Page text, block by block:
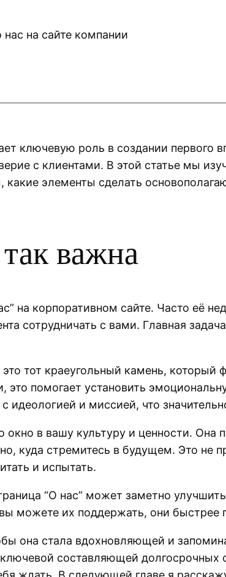
ключевую роль в создании первого
с клиентами. В этой статье мы
элементы сделать
важна
на корпоративном сайте. Часто её
сотрудничать с вами. Главная
тот краеугольный камень,
это помогает установить
идеологией и миссией, что
в вашу культуру и ценности. Она
куда стремитесь в будущем. Это не
и испытать.
“О нас” может заметно
можете их поддержать, они быстрее
она стала вдохновляющей и
ключевой составляющей